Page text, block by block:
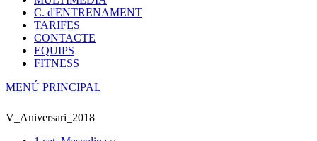
C. d'ENTRENAMENT
TARIFES
CONTACTE
EQUIPS
FITNESS
MENÚ PRINCIPAL
V_Aniversari_2018